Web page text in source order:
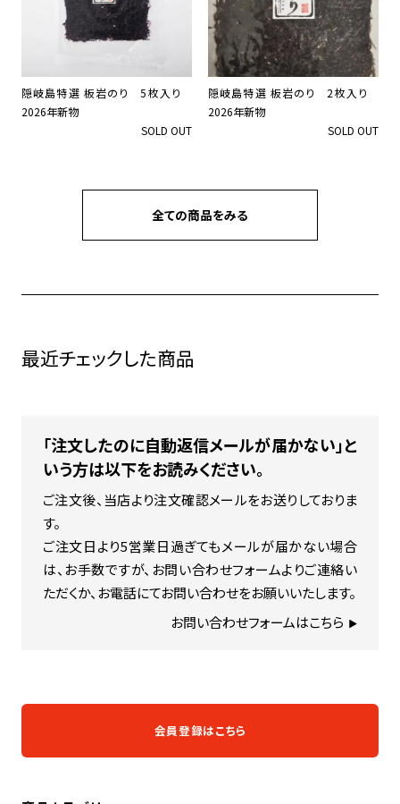
隠岐島特選 板岩のり 5枚入り
2026年新物
SOLD OUT
隠岐島特選 板岩のり 2枚入り
2026年新物
SOLD OUT
全ての商品をみる
最近チェックした商品
「注文したのに自動返信メールが届かない」と
いう方は以下をお読みください。
ご注文後、当店より注文確認メールをお送りしておりま
す。
ご注文日より5営業日過ぎてもメールが届かない場合
は、お手数ですが、お問い合わせフォームよりご連絡い
ただくか、お電話にてお問い合わせをお願いいたします。
お問い合わせフォームはこちら
会員登録はこちら